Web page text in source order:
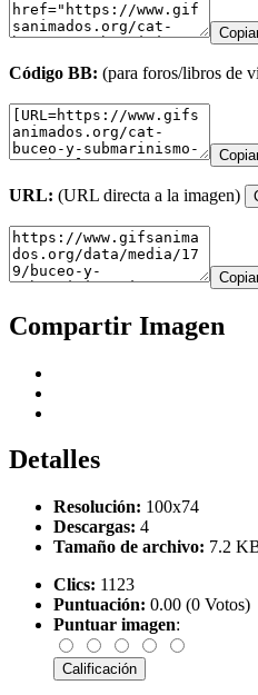
Código BB: (para foros/libros de
URL: (URL directa a la imagen)
Compartir Imagen
Detalles
Resolución: 100x74
Descargas: 4
Tamaño de archivo: 7.2
Clics: 1123
Puntuación: 0.00 (0 Votos)
Puntuar imagen: